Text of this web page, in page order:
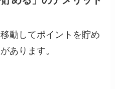
動してポイントを貯め
あります。